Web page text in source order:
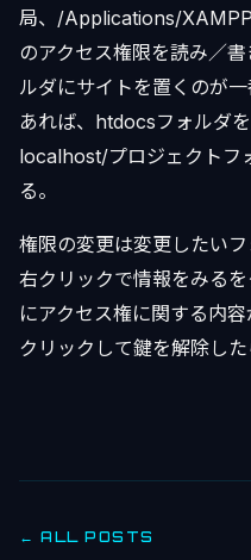
局、/Applications/
のアクセス権限を読み／
ルダにサイトを置くのが
あれば、htdocsフォルダを
localhost/プロジェクトフ
る。
権限の変更は変更したい
右クリックで情報をみる
にアクセス権に関する内
クリックして鍵を解除した
← ALL POSTS